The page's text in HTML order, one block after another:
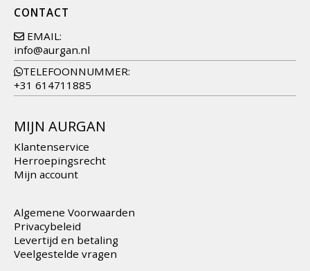
CONTACT
EMAIL:
info@aurgan.nl
TELEFOONNUMMER:
+31 614711885
MIJN AURGAN
Klantenservice
Herroepingsrecht
Mijn account
Algemene Voorwaarden
Privacybeleid
Levertijd en betaling
Veelgestelde vragen